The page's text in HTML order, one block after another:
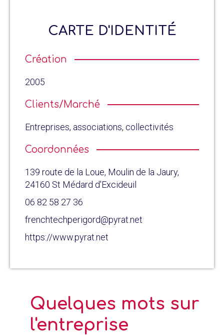
CARTE D'IDENTITÉ
Création
2005
Clients/Marché
Entreprises, associations, collectivités
Coordonnées
139 route de la Loue, Moulin de la Jaury,
24160 St Médard d'Excideuil
06 82 58 27 36
frenchtechperigord@pyrat.net
https://www.pyrat.net
Quelques mots sur
l'entreprise